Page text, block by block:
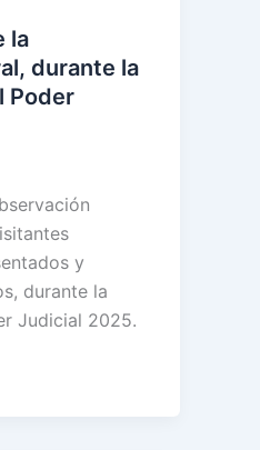
la
durante la
Poder
y
durante la
Judicial 2025.